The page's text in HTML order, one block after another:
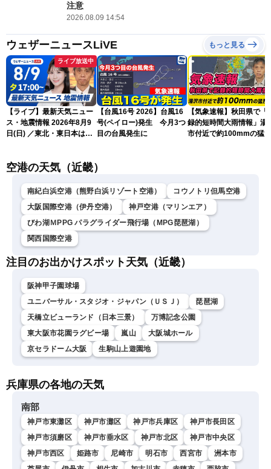
注意
2026.08.09 14:54
ウェザーニュースLiVE もっと見る
ライブ放送中
【ライブ】最新天気ニュー
ス・地震情報 2026年8月9
日(日) ／東北・東日本は急
北美月／芳野達郎〉
【台風16号 2026】台風16
号(ペイロー)発生 今月3つ
目の台風発生に
【気象速報】秋田県で「
録的短時間大雨情報」湯
市付近で約100mmの猛烈
空港の天気（近畿）
南紀白浜空港（熊野白浜リゾート空港）
コウノトリ但馬空港
大阪国際空港（伊丹空港）
神戸空港（マリンエア）
びわ湖ＭPPG パラグライダー飛行場（MPG琵琶湖）
関西国際空港
注目のお出かけスポット天気（近畿）
阪神甲子園球場
ユニバーサル・スタジオ・ジャパン（ＵＳＪ）
琵琶湖
天橋立ビューランド（日本三景）
万博記念公園
東大阪市花園ラグビー場
嵐山
大阪城ホール
京セラドーム大阪
生駒山上遊園地
兵庫県の各地の天気
南部
神戸市東灘区 神戸市灘区 神戸市兵庫区
神戸市長田区
神戸市須磨区
神戸市垂水区 神戸市北区
神戸市中央区
神戸市西区
姫路市 尼崎市 明石市 西宮市
洲本市